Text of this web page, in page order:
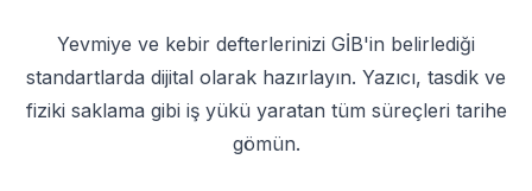
Yevmiye ve kebir defterlerinizi GİB'in belirlediği
standartlarda dijital olarak hazırlayın. Yazıcı, tasdik ve
fiziki saklama gibi iş yükü yaratan tüm süreçleri tarihe
gömün.